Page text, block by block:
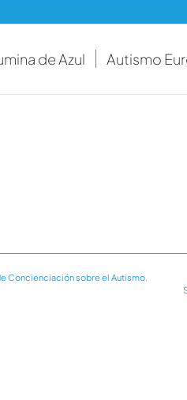
de Azul Autismo
Concienciación sobre el Autismo.